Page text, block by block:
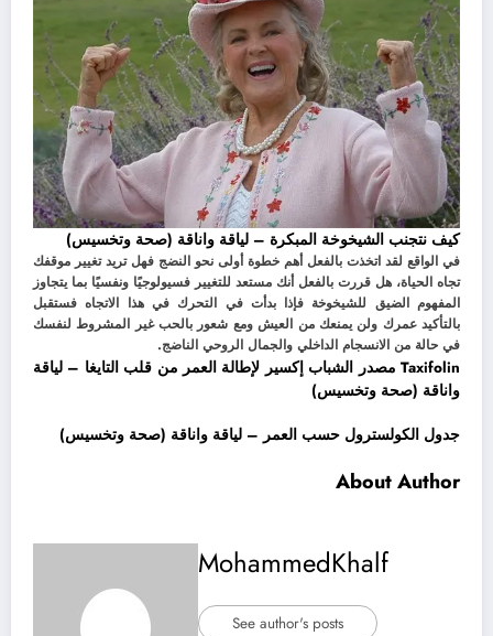
كيف نتجنب الشيخوخة المبكرة – لياقة واناقة (صحة وتخسيس)
في الواقع لقد اتخذت بالفعل أهم خطوة أولى نحو النضج فهل تريد تغيير موقفك
تجاه الحياة، هل قررت بالفعل أنك مستعد للتغيير فسيولوجيًا ونفسيًا بما يتجاوز
المفهوم الضيق للشيخوخة فإذا بدأت في التحرك في هذا الاتجاه فستقبل
بالتأكيد عمرك ولن يمنعك من العيش ومع شعور بالحب غير المشروط لنفسك
في حالة من الانسجام الداخلي والجمال الروحي الناضج.
Taxifolin مصدر الشباب إكسير لإطالة العمر من قلب التايغا – لياقة
واناقة (صحة وتخسيس)
جدول الكولسترول حسب العمر – لياقة واناقة (صحة وتخسيس)
About Author
MohammedKhalf
See author's posts